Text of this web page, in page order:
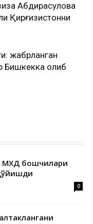
Абдирасулова
Қирғизистонни
жабрланган
Бишкекка олиб
МХДҚ бошчилари
0